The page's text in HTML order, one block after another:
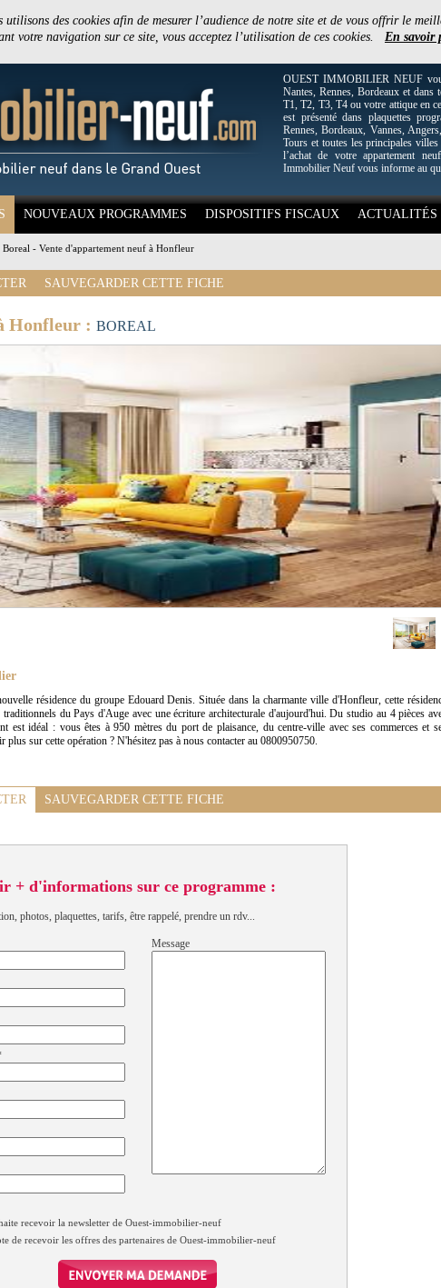
utilisons des cookies afin de mesurer l’audience de notre site et de vous offrir le
votre navigation sur ce site, vous acceptez l’utilisation de ces cookies. En savoir
OUEST IMMOBILIER NEUF
Nantes, Rennes, Bordeaux et
T1, T2, T3, T4 ou votre attique en
est présenté dans plaquettes
Rennes, Bordeaux, Vannes,
Tours et toutes les principales
l’achat de votre appartement
Immobilier Neuf vous informe au
NOUVEAUX PROGRAMMES DISPOSITIFS FISCAUX ACTUALITÉS
Boreal - Vente d'appartement neuf à Honfleur
SAUVEGARDER CETTE FICHE
Honfleur : BOREAL
résidence du groupe Edouard Denis. Située dans la charmante ville d'Honfleur, cette
du Pays d'Auge avec une écriture architecturale d'aujourd'hui. Du studio au 4 pièces
est idéal : vous êtes à 950 mètres du port de plaisance, du centre-ville avec ses commerces et
sur cette opération ? N'hésitez pas à nous contacter au 0800950750.
SAUVEGARDER CETTE FICHE
+ d'informations sur ce programme :
photos, plaquettes, tarifs, être rappelé, prendre un rdv...
Message
recevoir la newsletter de Ouest-immobilier-neuf
de recevoir les offres des partenaires de Ouest-immobilier-neuf